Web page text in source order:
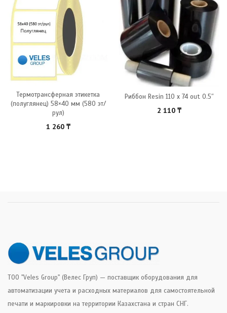
Термотрансферная этикетка
(полуглянец) 58×40 мм (580 эт/
рул)
1 260 ₸
Риббон Resin 110 x 74 out 0.5″
2 110 ₸
ТОО "Veles Group" (Велес Груп) — поставщик оборудования для
автоматизации учета и расходных материалов для самостоятельной
печати и маркировки на территории Казахстана и стран СНГ.